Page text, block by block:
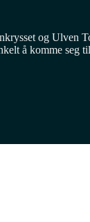
og Ulven
å komme seg